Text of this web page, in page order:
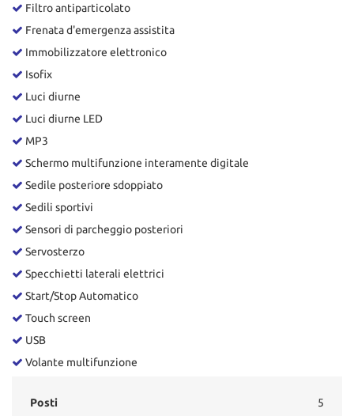
Filtro antiparticolato
Frenata d'emergenza assistita
Immobilizzatore elettronico
Isofix
Luci diurne
Luci diurne LED
MP3
Schermo multifunzione interamente digitale
Sedile posteriore sdoppiato
Sedili sportivi
Sensori di parcheggio posteriori
Servosterzo
Specchietti laterali elettrici
Start/Stop Automatico
Touch screen
USB
Volante multifunzione
Posti 5